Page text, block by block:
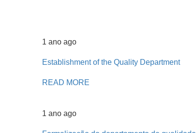
1 ano ago
Establishment of the Quality Department
READ MORE
1 ano ago